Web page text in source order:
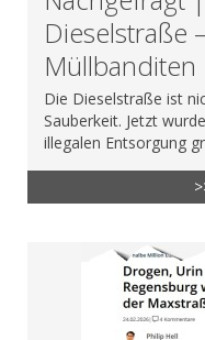
Dieselstraße
Müllbanditen
Die Dieselstraße ist
Sauberkeit. Jetzt
illegalen Entsorgung